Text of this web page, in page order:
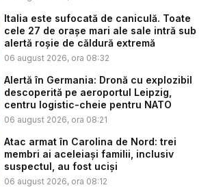
Italia este sufocată de caniculă. Toate
cele 27 de oraşe mari ale sale intră sub
alertă roșie de căldură extremă
06 august 2026, ora 08:32
Alertă în Germania: Dronă cu explozibil
descoperită pe aeroportul Leipzig,
centru logistic-cheie pentru NATO
06 august 2026, ora 08:21
Atac armat în Carolina de Nord: trei
membri ai aceleiași familii, inclusiv
suspectul, au fost uciși
06 august 2026, ora 08:12